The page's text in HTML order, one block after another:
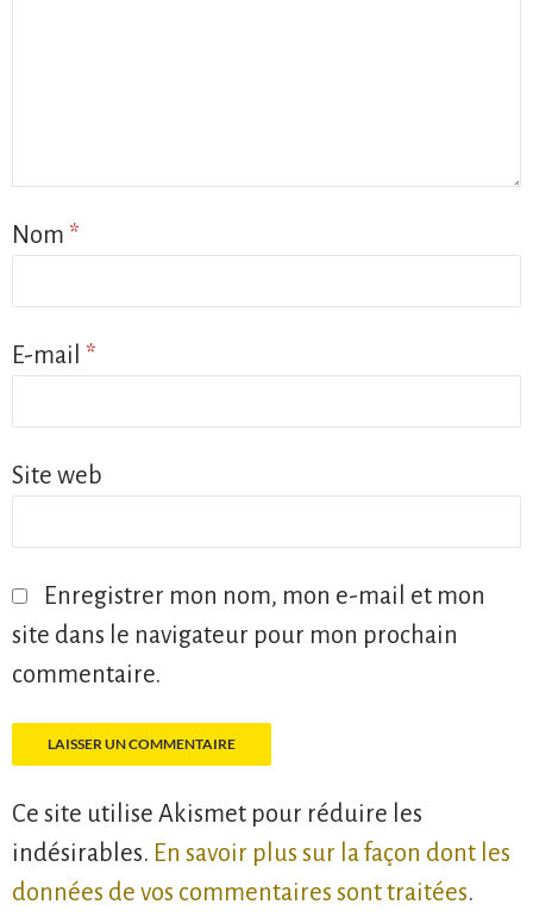
Nom *
E-mail *
Site web
Enregistrer mon nom, mon e-mail et mon
site dans le navigateur pour mon prochain
commentaire.
Ce site utilise Akismet pour réduire les
indésirables. En savoir plus sur la façon dont les
données de vos commentaires sont traitées.